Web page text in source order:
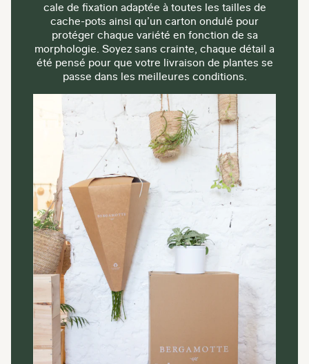
cale de fixation adaptée à toutes les tailles de
cache-pots ainsi qu’un carton ondulé pour
protéger chaque variété en fonction de sa
morphologie. Soyez sans crainte, chaque détail a
été pensé pour que votre livraison de plantes se
passe dans les meilleures conditions.